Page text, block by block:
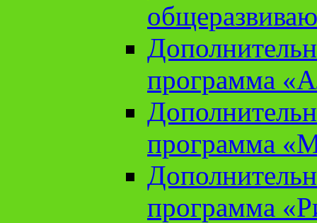
программа
программа
программа